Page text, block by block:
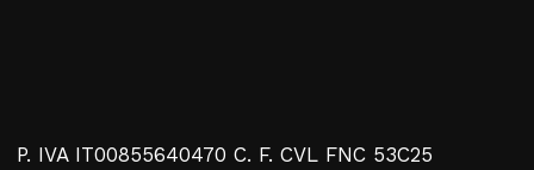
P. IVA IT00855640470 C. F. CVL FNC 53C25